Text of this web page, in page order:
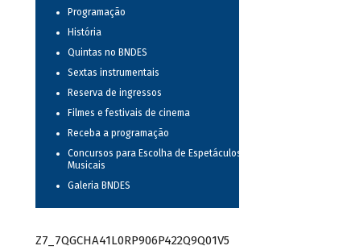
Programação
História
Quintas no BNDES
Sextas instrumentais
Reserva de ingressos
Filmes e festivais de cinema
Receba a programação
Concursos para Escolha de Espetáculos
Musicais
Galeria BNDES
Z7_7QGCHA41L0RP906P422Q9Q01V5